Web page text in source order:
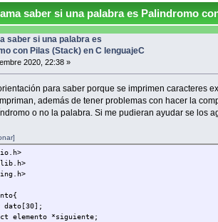
saber si una palabra es Palindromo
saber si una palabra es
con Pilas (Stack) en C lenguajeC
2020, 22:38 »
para saber porque se imprimen caracteres
además de tener problemas con hacer la
o no la palabra. Si me pudieran ayudar se los
dato[30];
elemento *siguiente;